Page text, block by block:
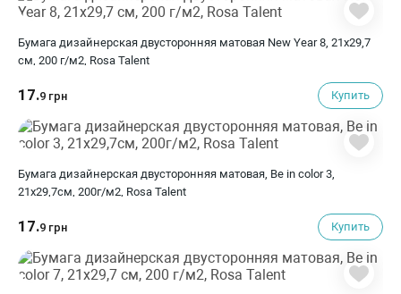
Бумага дизайнерская двусторонняя матовая New Year 8, 21х29,7
см, 200 г/м2, Rosa Talent
17.9 грн Купить
Бумага дизайнерская двусторонняя матовая, Be in color 3,
21х29,7см, 200г/м2, Rosa Talent
17.9 грн Купить